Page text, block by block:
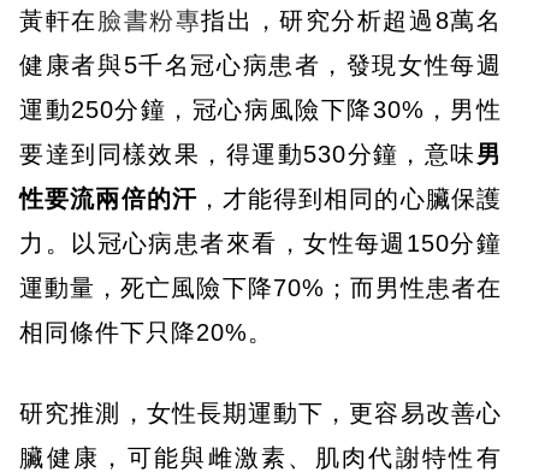
黃軒在 臉書粉專指出，研究分析超過8萬名
健康者與5千名冠心病患者，發現女性每週
運動250分鐘，冠心病風險下降30%，男性
要達到同樣效果，得運動530分鐘，意味男
性要流兩倍的汗，才能得到相同的心臟保護
力。以冠心病患者來看，女性每週150分鐘
運動量，死亡風險下降70%；而男性患者在
相同條件下只降20%。
研究推測，女性長期運動下，更容易改善心
臟健康，可能與雌激素、肌肉代謝特性有